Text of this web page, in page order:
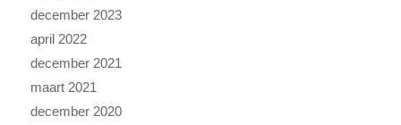
december 2023
april 2022
december 2021
maart 2021
december 2020